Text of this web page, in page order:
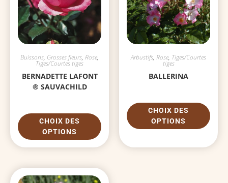
Buissons, Grosses fleurs, Rose,
Tiges/Courtes tiges
BERNADETTE LAFONT
® SAUVACHILD
CHOIX DES
OPTIONS
Arbustifs, Rose, Tiges/Courtes
tiges
BALLERINA
CHOIX DES
OPTIONS